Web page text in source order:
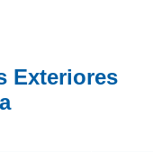
Exteriores